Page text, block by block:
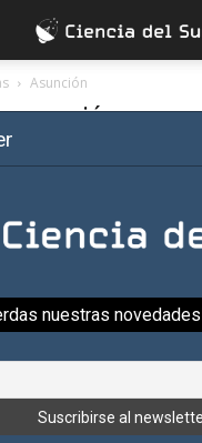
Asunción
asunción
por qué
de la...
nuestras